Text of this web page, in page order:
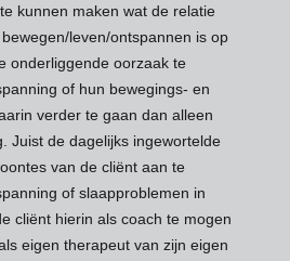
kunnen maken wat de relatie
leven/ontspannen is op
onderliggende oorzaak te
of hun bewegings- en
verder te gaan dan alleen
Juist de dagelijks ingewortelde
van de cliënt aan te
of slaapproblemen in
cliënt hierin als coach te mogen
eigen therapeut van zijn eigen